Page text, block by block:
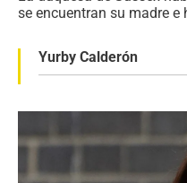
se encuentran su madre e
Yurby Calderón